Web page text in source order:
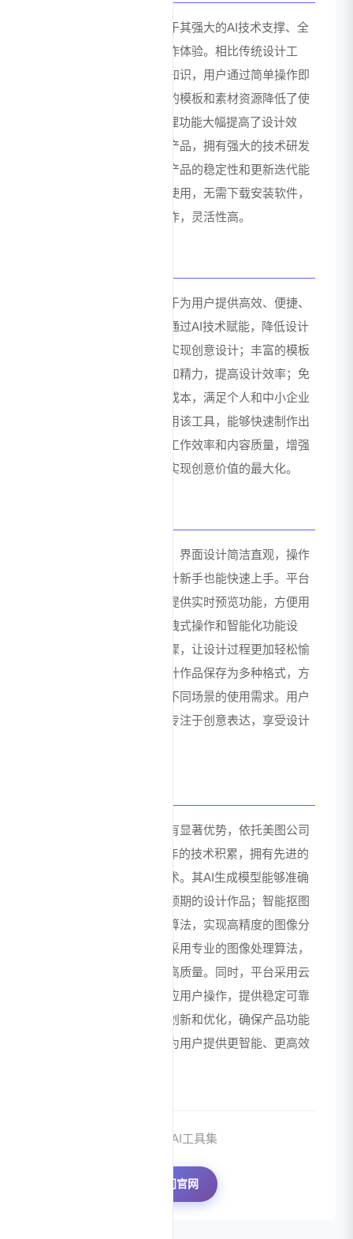
美图设计室的主要优势在于其强大的AI技术支撑、全
面的功能覆盖和便捷的操作体验。相比传统设计工
具，该平台无需专业设计知识，用户通过简单操作即
可完成高质量设计；免费的模板和素材资源降低了使
用成本；AI智能生成和处理功能大幅提高了设计效
率；同时，作为美图旗下产品，拥有强大的技术研发
团队和品牌背书，保证了产品的稳定性和更新迭代能
力。此外，平台支持在线使用，无需下载安装软件，
随时随地即可进行设计创作，灵活性高。
美图设计室的核心价值在于为用户提供高效、便捷、
低成本的设计解决方案。通过AI技术赋能，降低设计
门槛，让更多人能够轻松实现创意设计；丰富的模板
和素材资源节省用户时间和精力，提高设计效率；免
费的功能和素材降低使用成本，满足个人和中小企业
的设计需求。用户通过使用该工具，能够快速制作出
高质量的设计作品，提升工作效率和内容质量，增强
品牌形象和市场竞争力，实现创意价值的最大化。
美图设计室注重用户体验，界面设计简洁直观，操作
流程简单易懂，即使是设计新手也能快速上手。平台
响应速度快，操作流畅，提供实时预览功能，方便用
户随时调整设计效果。拖拽式操作和智能化功能设
计，减少了繁琐的操作步骤，让设计过程更加轻松愉
悦。此外，平台支持将设计作品保存为多种格式，方
便用户下载和分享，满足不同场景的使用需求。用户
无需担心技术问题，只需专注于创意表达，享受设计
美图设计室在技术层面具有显著优势，依托美图公司
在计算机视觉和AI领域多年的技术积累，拥有先进的
图像生成、处理和识别技术。其AI生成模型能够准确
理解用户需求，生成符合预期的设计作品；智能抠图
和扩图技术基于深度学习算法，实现高精度的图像分
割和扩展；图片编辑功能采用专业的图像处理算法，
保证编辑效果的专业性和高质量。同时，平台采用云
端计算技术，能够快速响应用户操作，提供稳定可靠
的服务体验。持续的技术创新和优化，确保产品功能
始终保持行业领先水平，为用户提供更智能、更高效
来源：AI工具集
访问官网